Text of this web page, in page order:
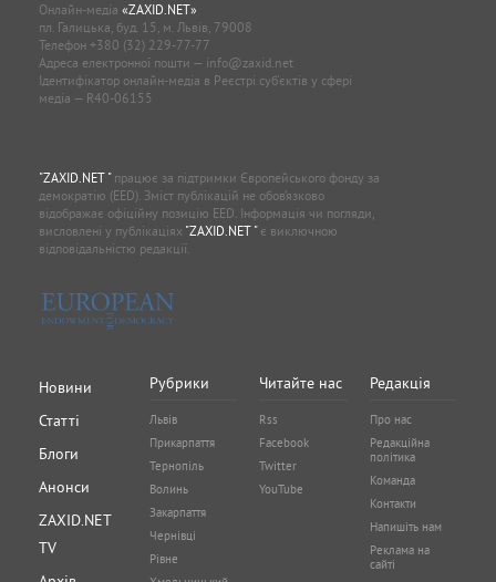
Онлайн-медіа «ZAXID.NET»
пл. Галицька, буд. 15, м. Львів, 79008
Телефон +380 (32) 229-77-77
Адреса електронної пошти — info@zaxid.net
Ідентифікатор онлайн-медіа в Реєстрі суб'єктів у сфері
медіа — R40-06155
"ZAXID.NET "працює за підтримки Європейського фонду за
демократію (EED). Зміст публікацій не обов’язково
відображає офіційну позицію EED. Інформація чи погляди,
висловлені у публікаціях "ZAXID.NET "є виключною
відповідальністю редакції.
Новини
Статті
Блоги
Анонси
ZAXID.NET
TV
Рубрики
Львів
Прикарпаття
Тернопіль
Волинь
Закарпаття
Чернівці
Рівне
Читайте нас
Rss
Facebook
Twitter
YouTube
Редакція
Про нас
Редакційна
політика
Команда
Контакти
Напишіть нам
Реклама на
сайті